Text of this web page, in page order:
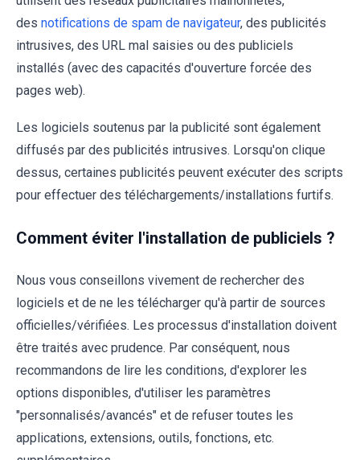
des notifications de spam de navigateur, des publicités
intrusives, des URL mal saisies ou des publiciels
installés (avec des capacités d'ouverture forcée des
pages web).
Les logiciels soutenus par la publicité sont également
diffusés par des publicités intrusives. Lorsqu'on clique
dessus, certaines publicités peuvent exécuter des scripts
pour effectuer des téléchargements/installations furtifs.
Comment éviter l'installation de publiciels ?
Nous vous conseillons vivement de rechercher des
logiciels et de ne les télécharger qu'à partir de sources
officielles/vérifiées. Les processus d'installation doivent
être traités avec prudence. Par conséquent, nous
recommandons de lire les conditions, d'explorer les
options disponibles, d'utiliser les paramètres
"personnalisés/avancés" et de refuser toutes les
applications, extensions, outils, fonctions, etc.